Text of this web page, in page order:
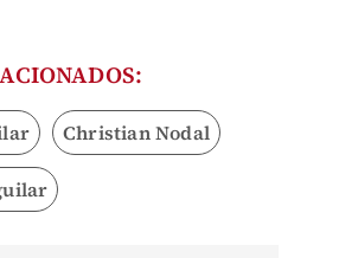
Christian Nodal